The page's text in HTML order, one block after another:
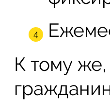
К тому же,